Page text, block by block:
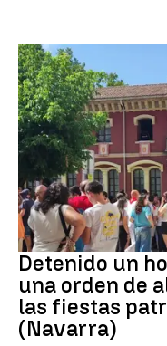
Detenido
Detenido un
una orden de
las fiestas
(Navarra)